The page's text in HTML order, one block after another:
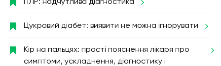
ПЛР: надчутлива діагностика
Цукровий діабет: виявити не можна ігнорувати
Кір на пальцях: прості пояснення лікаря про
симптоми, ускладнення, діагностику і